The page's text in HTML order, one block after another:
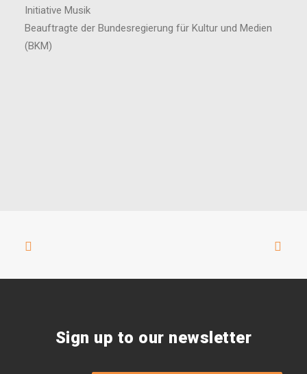
Initiative Musik
Beauftragte der Bundesregierung für Kultur und Medien
(BKM)
Sign up to our newsletter